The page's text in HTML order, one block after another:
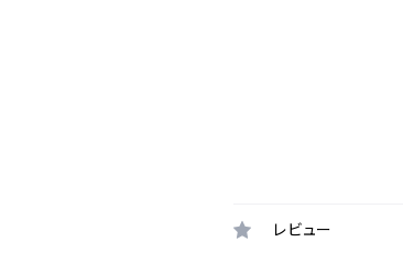
レビュー